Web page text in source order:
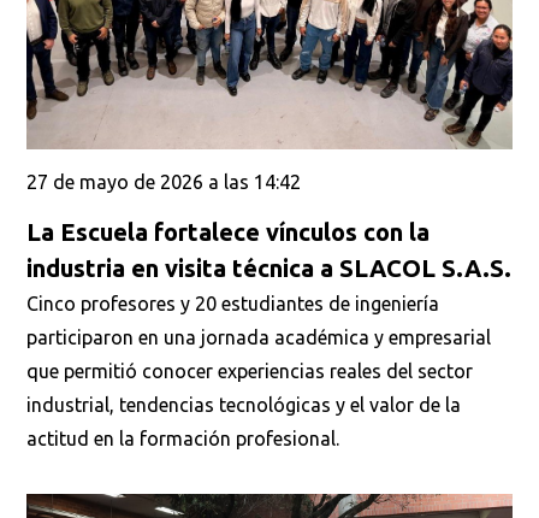
27 de mayo de 2026 a las 14:42
La Escuela fortalece vínculos con la
industria en visita técnica a SLACOL S.A.S.
Cinco profesores y 20 estudiantes de ingeniería
participaron en una jornada académica y empresarial
que permitió conocer experiencias reales del sector
industrial, tendencias tecnológicas y el valor de la
actitud en la formación profesional.